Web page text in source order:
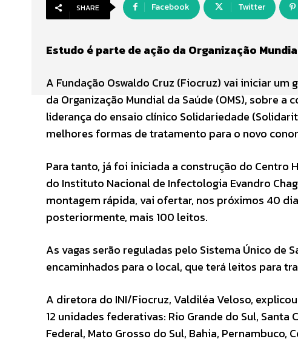
SHARE Facebook Twitter
Estudo é parte de ação da Organização
A Fundação Oswaldo Cruz (Fiocruz) vai iniciar
da Organização Mundial da Saúde (OMS), sobre
liderança do ensaio clínico Solidariedade
melhores formas de tratamento para o novo
Para tanto, já foi iniciada a construção do Centro
do Instituto Nacional de Infectologia Evandro
montagem rápida, vai ofertar, nos próximos 40
posteriormente, mais 100 leitos.
As vagas serão reguladas pelo Sistema Único de
encaminhados para o local, que terá leitos para
A diretora do INI/Fiocruz, Valdiléa Veloso,
12 unidades federativas: Rio Grande do Sul,
Federal, Mato Grosso do Sul, Bahia, Pernambuco,